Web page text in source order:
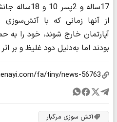
از آنها زمانی که با آتش‌سوزی
آپارتمان خارج شوند، خود را به
بودند اما به‌دلیل دود غلیظ و بر
آتش سوزی مرگبار